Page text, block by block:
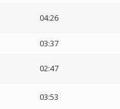
04:26
03:37
02:47
03:53